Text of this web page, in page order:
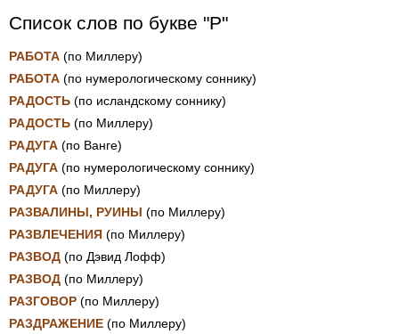
Список слов по букве "Р"
РАБОТА (по Миллеру)
РАБОТА (по нумерологическому соннику)
РАДОСТЬ (по исландскому соннику)
РАДОСТЬ (по Миллеру)
РАДУГА (по Ванге)
РАДУГА (по нумерологическому соннику)
РАДУГА (по Миллеру)
РАЗВАЛИНЫ, РУИНЫ (по Миллеру)
РАЗВЛЕЧЕНИЯ (по Миллеру)
РАЗВОД (по Дэвид Лофф)
РАЗВОД (по Миллеру)
РАЗГОВОР (по Миллеру)
РАЗДРАЖЕНИЕ (по Миллеру)